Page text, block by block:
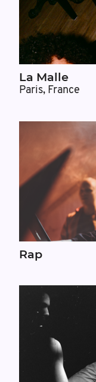
La Malle
Paris, France
Rap